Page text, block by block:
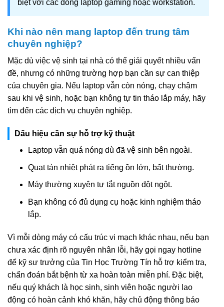
biệt với các dòng laptop gaming hoặc workstation.
Khi nào nên mang laptop đến trung tâm
chuyên nghiệp?
Mặc dù việc vệ sinh tại nhà có thể giải quyết nhiều vấn
đề, nhưng có những trường hợp bạn cần sự can thiệp
của chuyên gia. Nếu laptop vẫn còn nóng, chạy chậm
sau khi vệ sinh, hoặc bạn không tự tin tháo lắp máy, hãy
tìm đến các dịch vụ chuyên nghiệp.
Dấu hiệu cần sự hỗ trợ kỹ thuật
Laptop vẫn quá nóng dù đã vệ sinh bên ngoài.
Quạt tản nhiệt phát ra tiếng ồn lớn, bất thường.
Máy thường xuyên tự tắt nguồn đột ngột.
Bạn không có đủ dụng cụ hoặc kinh nghiệm tháo
lắp.
Vì mỗi dòng máy có cấu trúc vi mạch khác nhau, nếu bạn
chưa xác định rõ nguyên nhân lỗi, hãy gọi ngay hotline
để kỹ sư trưởng của Tin Học Trường Tín hỗ trợ kiểm tra,
chẩn đoán bắt bệnh từ xa hoàn toàn miễn phí. Đặc biệt,
nếu quý khách là học sinh, sinh viên hoặc người lao
động có hoàn cảnh khó khăn, hãy chủ động thông báo